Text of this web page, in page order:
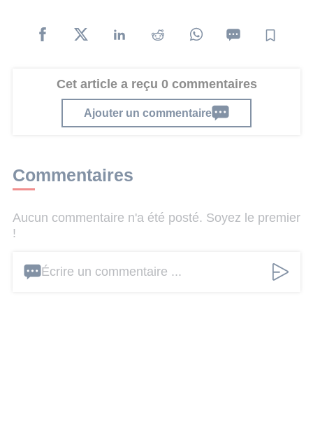
Cet article a reçu 0 commentaires
Ajouter un commentaire
Commentaires
Aucun commentaire n'a été posté. Soyez le premier
!
Écrire un commentaire ...